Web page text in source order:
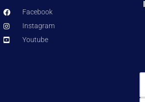
Facebook
Instagram
Youtube